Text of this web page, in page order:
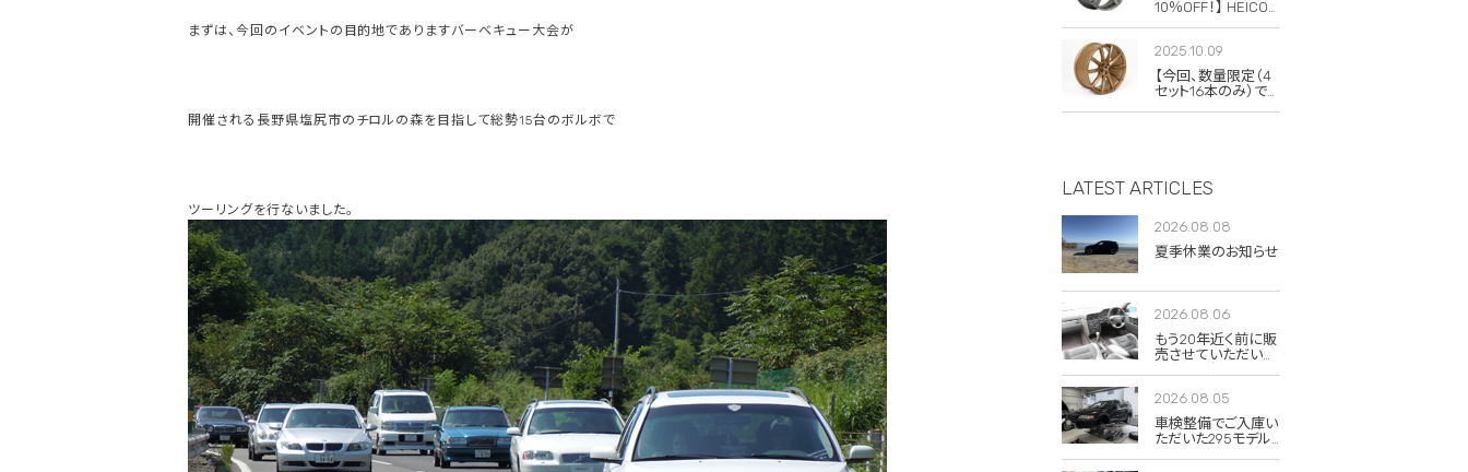
まずは、今回のイベントの目的地でありますバーベキュー大会が
開催される長野県塩尻市のチロルの森を目指して総勢15台のボルボで
ツーリングを行ないました。
10％OFF！】 HEICO
Classic 8×19 チタニ
ウム 4本セット
2025.10.09
【今回、数量限定（4
セット16本のみ）で
LATEST ARTICLES
2026.08.08
夏季休業のお知らせ
2026.08.06
もう20年近く前に販
売させていただいた
ました。
2026.08.05
車検整備でご入庫い
ただいた295モデル